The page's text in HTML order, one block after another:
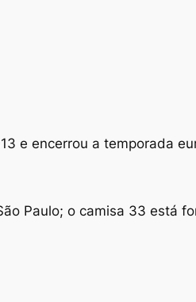
e encerrou a temporada
Paulo; o camisa 33 está